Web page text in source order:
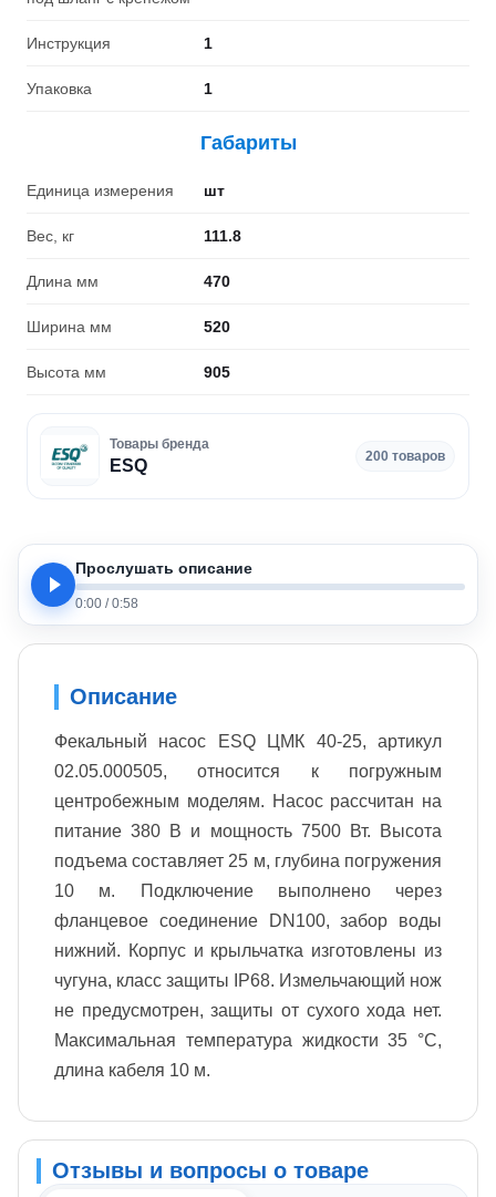
Инструкция 1
Упаковка 1
Габариты
Единица измерения шт
Вес, кг 111.8
Длина мм 470
Ширина мм 520
Высота мм 905
Товары бренда
ESQ
200 товаров
Прослушать описание
0:00 / 0:58
Описание
Фекальный насос ESQ ЦМК 40-25, артикул
02.05.000505, относится к погружным
центробежным моделям. Насос рассчитан на
питание 380 В и мощность 7500 Вт. Высота
подъема составляет 25 м, глубина погружения
10 м. Подключение выполнено через
фланцевое соединение DN100, забор воды
нижний. Корпус и крыльчатка изготовлены из
чугуна, класс защиты IP68. Измельчающий нож
не предусмотрен, защиты от сухого хода нет.
Максимальная температура жидкости 35 °С,
длина кабеля 10 м.
Отзывы и вопросы о товаре